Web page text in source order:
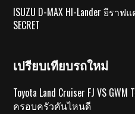
ISUZU D-MAX HI-Lander ยีร
SECRET
เปรียบเทียบรถใหม่
Toyota Land Cruiser FJ VS
ครอบครัวคันไหนดี